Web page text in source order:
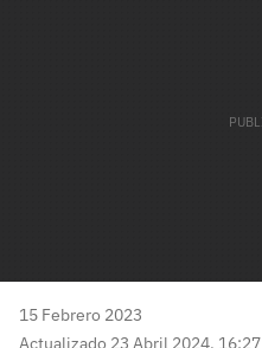
15 Febrero 2023
Actualizado 23 Abril 2024, 16:27